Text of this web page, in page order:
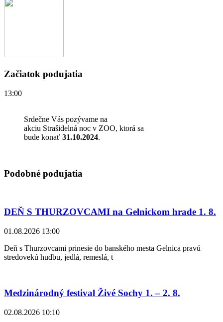
Začiatok podujatia
13:00
Srdečne Vás pozývame na
akciu Strašidelná noc v ZOO, ktorá sa
bude konať 31.10.2024.
Podobné podujatia
DEŇ S THURZOVCAMI na Gelnickom hrade 1. 8.
01.08.2026 13:00
Deň s Thurzovcami prinesie do banského mesta Gelnica pravú
stredovekú hudbu, jedlá, remeslá, t
Medzinárodný festival Živé Sochy 1. – 2. 8.
02.08.2026 10:10